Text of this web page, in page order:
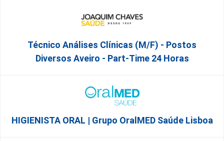
Técnico Análises Clínicas (M/F) - Postos
Diversos Aveiro - Part-Time 24 Horas
HIGIENISTA ORAL | Grupo OralMED Saúde Lisboa